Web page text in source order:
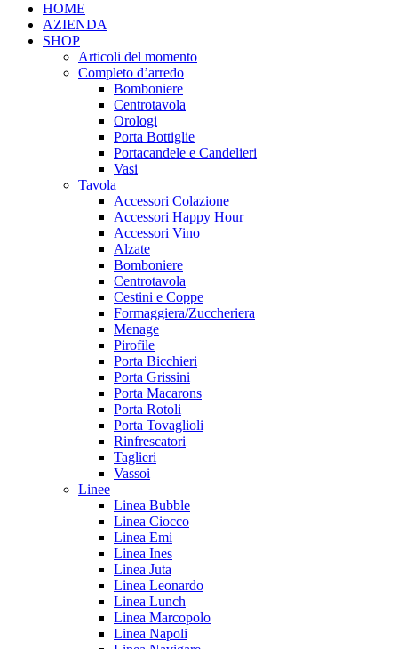
HOME
AZIENDA
SHOP
Articoli del momento
Completo d’arredo
Bomboniere
Centrotavola
Orologi
Porta Bottiglie
Portacandele e Candelieri
Vasi
Tavola
Accessori Colazione
Accessori Happy Hour
Accessori Vino
Alzate
Bomboniere
Centrotavola
Cestini e Coppe
Formaggiera/Zuccheriera
Menage
Pirofile
Porta Bicchieri
Porta Grissini
Porta Macarons
Porta Rotoli
Porta Tovaglioli
Rinfrescatori
Taglieri
Vassoi
Linee
Linea Bubble
Linea Ciocco
Linea Emi
Linea Ines
Linea Juta
Linea Leonardo
Linea Lunch
Linea Marcopolo
Linea Napoli